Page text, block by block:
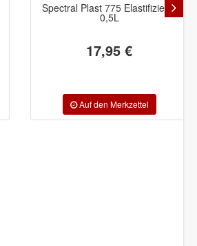
Color Expert Abfallsäcke 25 St
LDPE 60 my 120 Ltr.
8,85 €